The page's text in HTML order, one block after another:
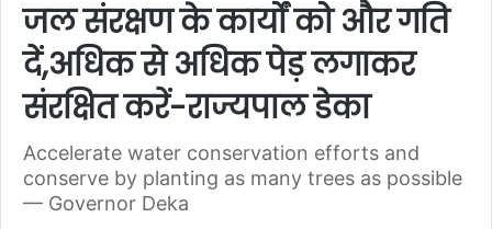
जल संरक्षण के कार्यों को और गति
दें,अधिक से अधिक पेड़ लगाकर
संरक्षित करें-राज्यपाल डेका
Accelerate water conservation efforts and
conserve by planting as many trees as possible
— Governor Deka